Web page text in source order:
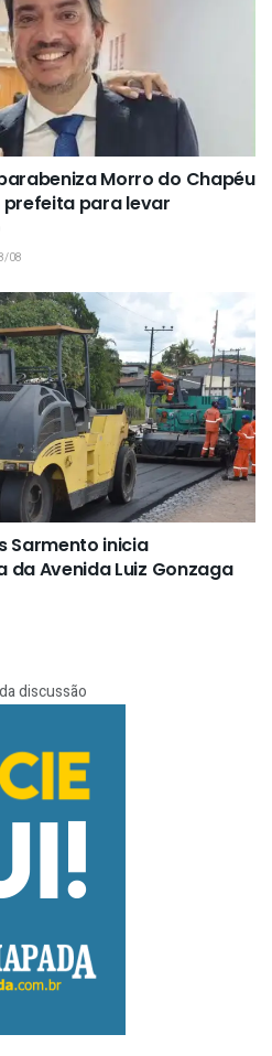
Morro do Chapéu
para levar
08
Sarmento inicia
Avenida Luiz Gonzaga
discussão